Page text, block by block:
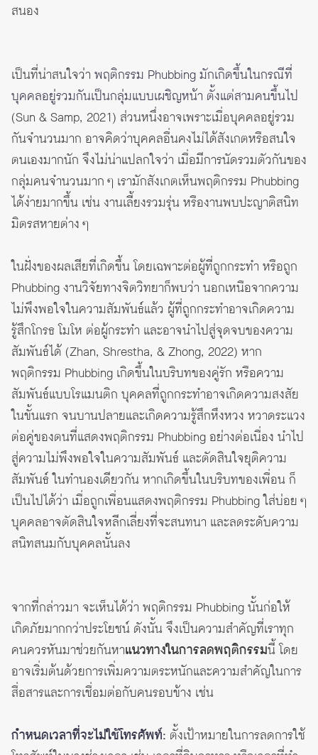
สนอง
เป็นที่น่าสนใจว่า พฤติกรรม Phubbing มักเกิดขึ้นในกรณีที่
บุคคลอยู่รวมกันเป็นกลุ่มแบบเผชิญหน้า ตั้งแต่สามคนขึ้นไป
(Sun & Samp, 2021) ส่วนหนึ่งอาจเพราะเมื่อบุคคลอยู่รวม
กันจำนวนมาก อาจคิดว่าบุคคลอื่นคงไม่ได้สังเกตหรือสนใจ
ตนเองมากนัก จึงไม่น่าแปลกใจว่า เมื่อมีการนัดรวมตัวกันของ
กลุ่มคนจำนวนมาก ๆ เรามักสังเกตเห็นพฤติกรรม Phubbing
ได้ง่ายมากขึ้น เช่น งานเลี้ยงรวมรุ่น หรืองานพบปะญาติสนิท
มิตรสหายต่าง ๆ
ในฝั่งของผลเสียที่เกิดขึ้น โดยเฉพาะต่อผู้ที่ถูกกระทำ หรือถูก
Phubbing งานวิจัยทางจิตวิทยาก็พบว่า นอกเหนือจากความ
ไม่พึงพอใจในความสัมพันธ์แล้ว ผู้ที่ถูกกระทำอาจเกิดความ
รู้สึกโกรธ โมโห ต่อผู้กระทำ และอาจนำไปสู่จุดจบของความ
สัมพันธ์ได้ (Zhan, Shrestha, & Zhong, 2022) หาก
พฤติกรรม Phubbing เกิดขึ้นในบริบทของคู่รัก หรือความ
สัมพันธ์แบบโรแมนติก บุคคลที่ถูกกระทำอาจเกิดความสงสัย
ในขั้นแรก จนบานปลายและเกิดความรู้สึกหึงหวง หวาดระแวง
ต่อคู่ของตนที่แสดงพฤติกรรม Phubbing อย่างต่อเนื่อง นำไป
สู่ความไม่พึงพอใจในความสัมพันธ์ และตัดสินใจยุติความ
สัมพันธ์ ในทำนองเดียวกัน หากเกิดขึ้นในบริบทของเพื่อน ก็
เป็นไปได้ว่า เมื่อถูกเพื่อนแสดงพฤติกรรม Phubbing ใส่บ่อย ๆ
บุคคลอาจตัดสินใจหลีกเลี่ยงที่จะสนทนา และลดระดับความ
สนิทสนมกับบุคคลนั้นลง
จากที่กล่าวมา จะเห็นได้ว่า พฤติกรรม Phubbing นั้นก่อให้
เกิดภัยมากกว่าประโยชน์ ดังนั้น จึงเป็นความสำคัญที่เราทุก
คนควรหันมาช่วยกันหาแนวทางในการลดพฤติกรรมนี้ โดย
อาจเริ่มต้นด้วยการเพิ่มความตระหนักและความสำคัญในการ
สื่อสารและการเชื่อมต่อกับคนรอบข้าง เช่น
กำหนดเวลาที่จะไม่ใช้โทรศัพท์: ตั้งเป้าหมายในการลดการใช้